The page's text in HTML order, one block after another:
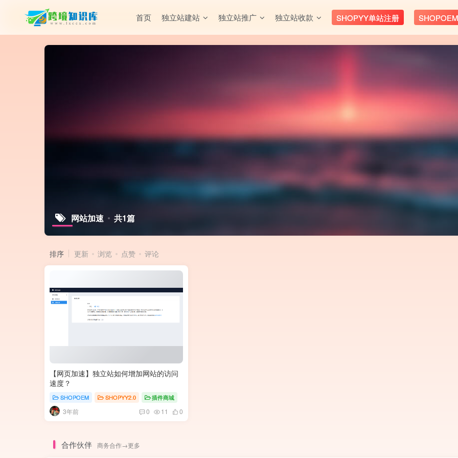
首页 独立站建站 独立站推广 独立站收款 SHOPYY单站注册
网站加速 共1篇
排序 更新 浏览 点赞 评论
【网页加速】独立站如何增加网站的访问
速度？
SHOPOEM SHOPYY2.0 插件商城
3年前 0 11 0
合作伙伴 商务合作→更多